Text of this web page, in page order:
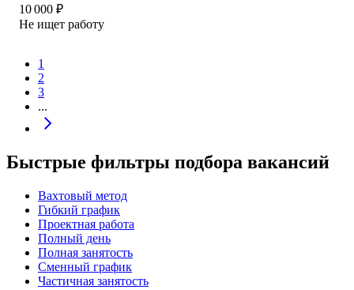
10 000 ₽
Не ищет работу
1
2
3
...
Быстрые фильтры подбора вакансий
Вахтовый метод
Гибкий график
Проектная работа
Полный день
Полная занятость
Сменный график
Частичная занятость